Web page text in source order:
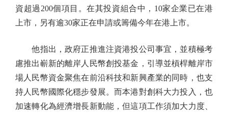
資超過200個項目。在其投資組合中，10家企業已在港
上市，另有逾30家正在申請或籌備今年在港上市。
他指出，政府正推進注資港投公司事宜，並積極考
慮推出嶄新的離岸人民幣創投基金，引導並槓桿離岸市
場人民幣資金聚焦在前沿科技和新興產業的同時，也支
持人民幣國際化穩步發展。而本港對創科大力投入，也
加速轉化為經濟增長新動能，但這項工作須加大力度、